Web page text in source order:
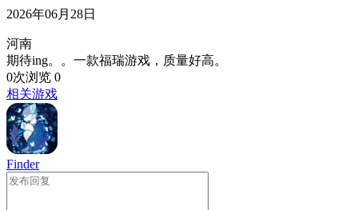
2026年06月28日
河南
期待ing。。一款福瑞游戏，质量好高。
0次浏览 0
相关游戏
Finder